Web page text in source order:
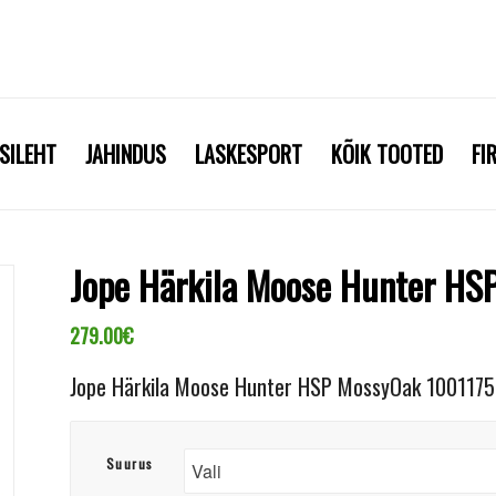
JAHINDUS LASKESPORT KÕIK TOOTED
Jope Härkila Moose Hunter
279.00€
Jope Härkila Moose Hunter HSP MossyOak
Suurus